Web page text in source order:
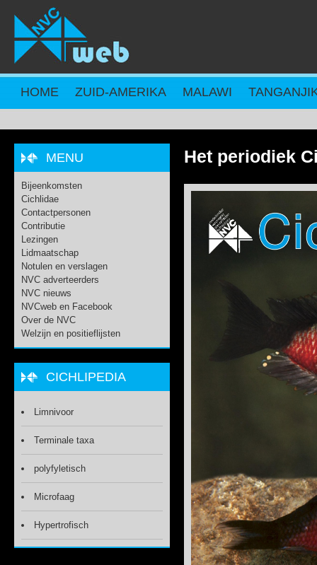
Overslaan en naar de inhoud gaan
HOME ZUID-AMERIKA MALAWI
Het periodiek
MENU
Bijeenkomsten
Cichlidae
Contactpersonen
Contributie
Lezingen
Lidmaatschap
Notulen en verslagen
NVC adverteerders
NVC nieuws
NVCweb en Facebook
Over de NVC
Welzijn en positieflijsten
CICHLIPEDIA
Limnivoor
Terminale taxa
polyfyletisch
Microfaag
Hypertrofisch